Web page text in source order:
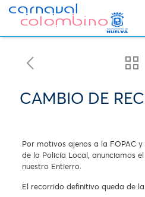
CAMBIO DE
Por motivos ajenos a la FOPAC
de la Policía Local, anunciamos
nuestro Entierro.
El recorrido definitivo queda de